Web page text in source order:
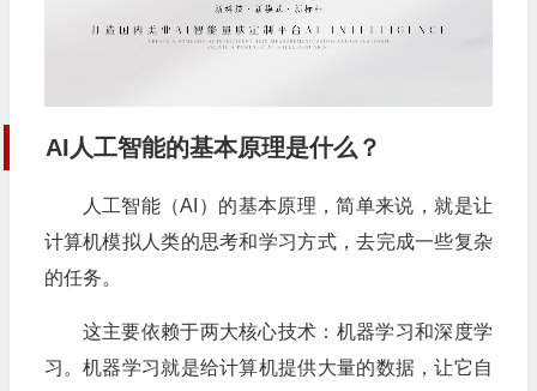
AI人工智能的基本原理是什么？
人工智能（AI）的基本原理，简单来说，就是让
计算机模拟人类的思考和学习方式，去完成一些复杂
的任务。
这主要依赖于两大核心技术：机器学习和深度学
习。机器学习就是给计算机提供大量的数据，让它自